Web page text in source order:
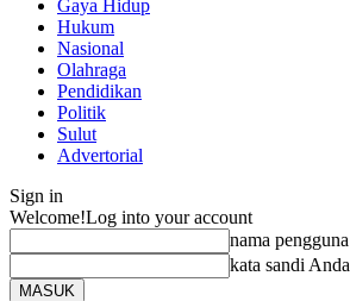
Gaya Hidup
Hukum
Nasional
Olahraga
Pendidikan
Politik
Sulut
Advertorial
Sign in
Welcome!Log into your account
nama pengguna
kata sandi Anda